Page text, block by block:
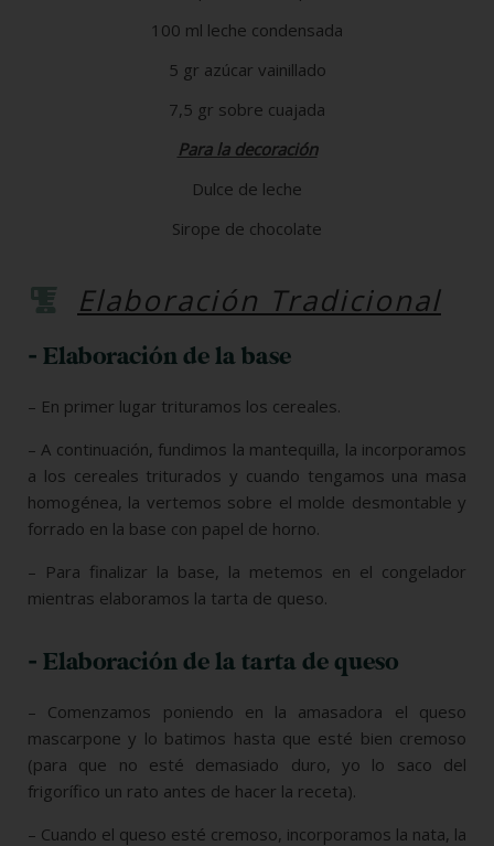
100 ml leche condensada
5 gr azúcar vainillado
7,5 gr sobre cuajada
Para la decoración
Dulce de leche
Sirope de chocolate
Elaboración Tradicional
- Elaboración de la base
– En primer lugar trituramos los cereales.
– A continuación, fundimos la mantequilla, la incorporamos
a los cereales triturados y cuando tengamos una masa
homogénea, la vertemos sobre el molde desmontable y
forrado en la base con papel de horno.
– Para finalizar la base, la metemos en el congelador
mientras elaboramos la tarta de queso.
- Elaboración de la tarta de queso
– Comenzamos poniendo en la amasadora el queso
mascarpone y lo batimos hasta que esté bien cremoso
(para que no esté demasiado duro, yo lo saco del
frigorífico un rato antes de hacer la receta).
– Cuando el queso esté cremoso, incorporamos la nata, la